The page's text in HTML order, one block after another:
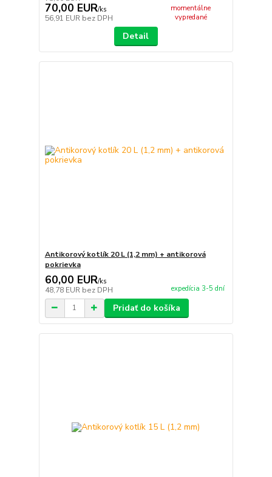
70,00 EUR/ks
56,91 EUR bez DPH
momentálne
vypredané
Detail
Antikorový kotlík 20 L (1,2 mm) + antikorová
pokrievka
60,00 EUR/ks
48,78 EUR bez DPH expedícia 3-5 dní
Pridať do košíka